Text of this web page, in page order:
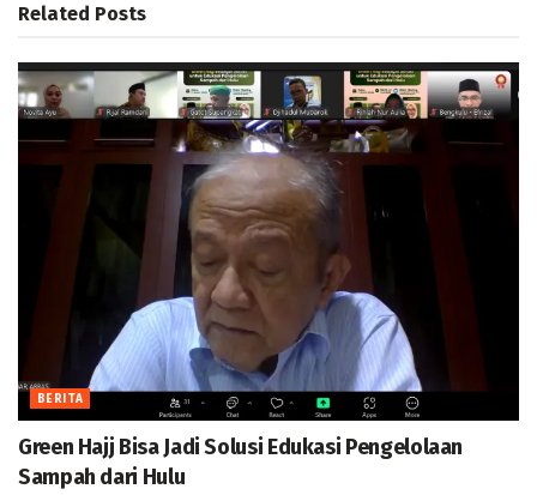
Related Posts
BERITA
Green Hajj Bisa Jadi Solusi Edukasi Pengelolaan
Sampah dari Hulu